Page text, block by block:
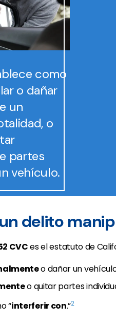
como
o dañar
un
o
partes
vehículo.
delito
CVCes el estatuto de
o dañar un
o quitar partes
“interferir con.”2